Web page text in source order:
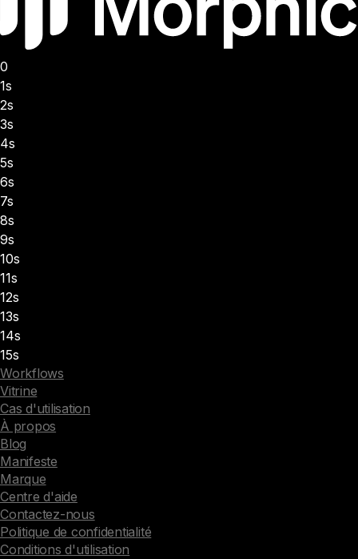
0
1s
2s
3s
4s
5s
6s
7s
8s
9s
10s
11s
12s
13s
14s
15s
Workflows
Vitrine
Cas d'utilisation
À propos
Blog
Manifeste
Marque
Centre d'aide
Contactez-nous
Politique de confidentialité
Conditions d'utilisation